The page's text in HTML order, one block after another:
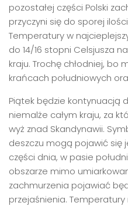
pozostałej części Polski
przyczyni się do sporej
Temperatury w
do 14/16 stopni Celsjusza
kraju. Trochę chłodniej, bo
krańcach południowych
Piątek będzie kontynuacją
niemalże całym kraju, za
wyż znad Skandynawii.
deszczu mogą pojawić się
części dnia, w pasie
obszarze mimo
zachmurzenia pojawiać
przejaśnienia.